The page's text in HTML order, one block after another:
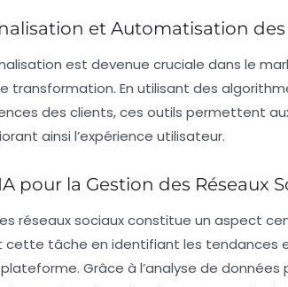
et Automatisation des
est devenue cruciale dans le
transformation. En utilisant des
des clients, ces outils permettent
ainsi l’expérience utilisateur.
pour la Gestion des Réseaux
réseaux sociaux constitue un aspect
cette tâche en identifiant les tendances
Grâce à l’analyse de